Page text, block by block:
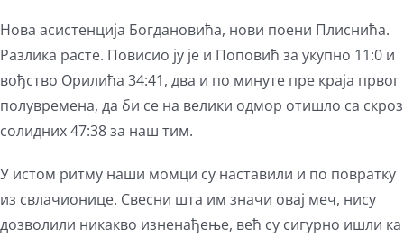
Нова асистенција Богдановића, нови поени Плиснића.
Разлика расте. Повисио ју је и Поповић за укупно 11:0 и
вођство Орилића 34:41, два и по минуте пре краја првог
полувремена, да би се на велики одмор отишло са скроз
солидних 47:38 за наш тим.
У истом ритму наши момци су наставили и по повратку
из свлачионице. Свесни шта им значи овај меч, нису
дозволили никакво изненађење, већ су сигурно ишли ка